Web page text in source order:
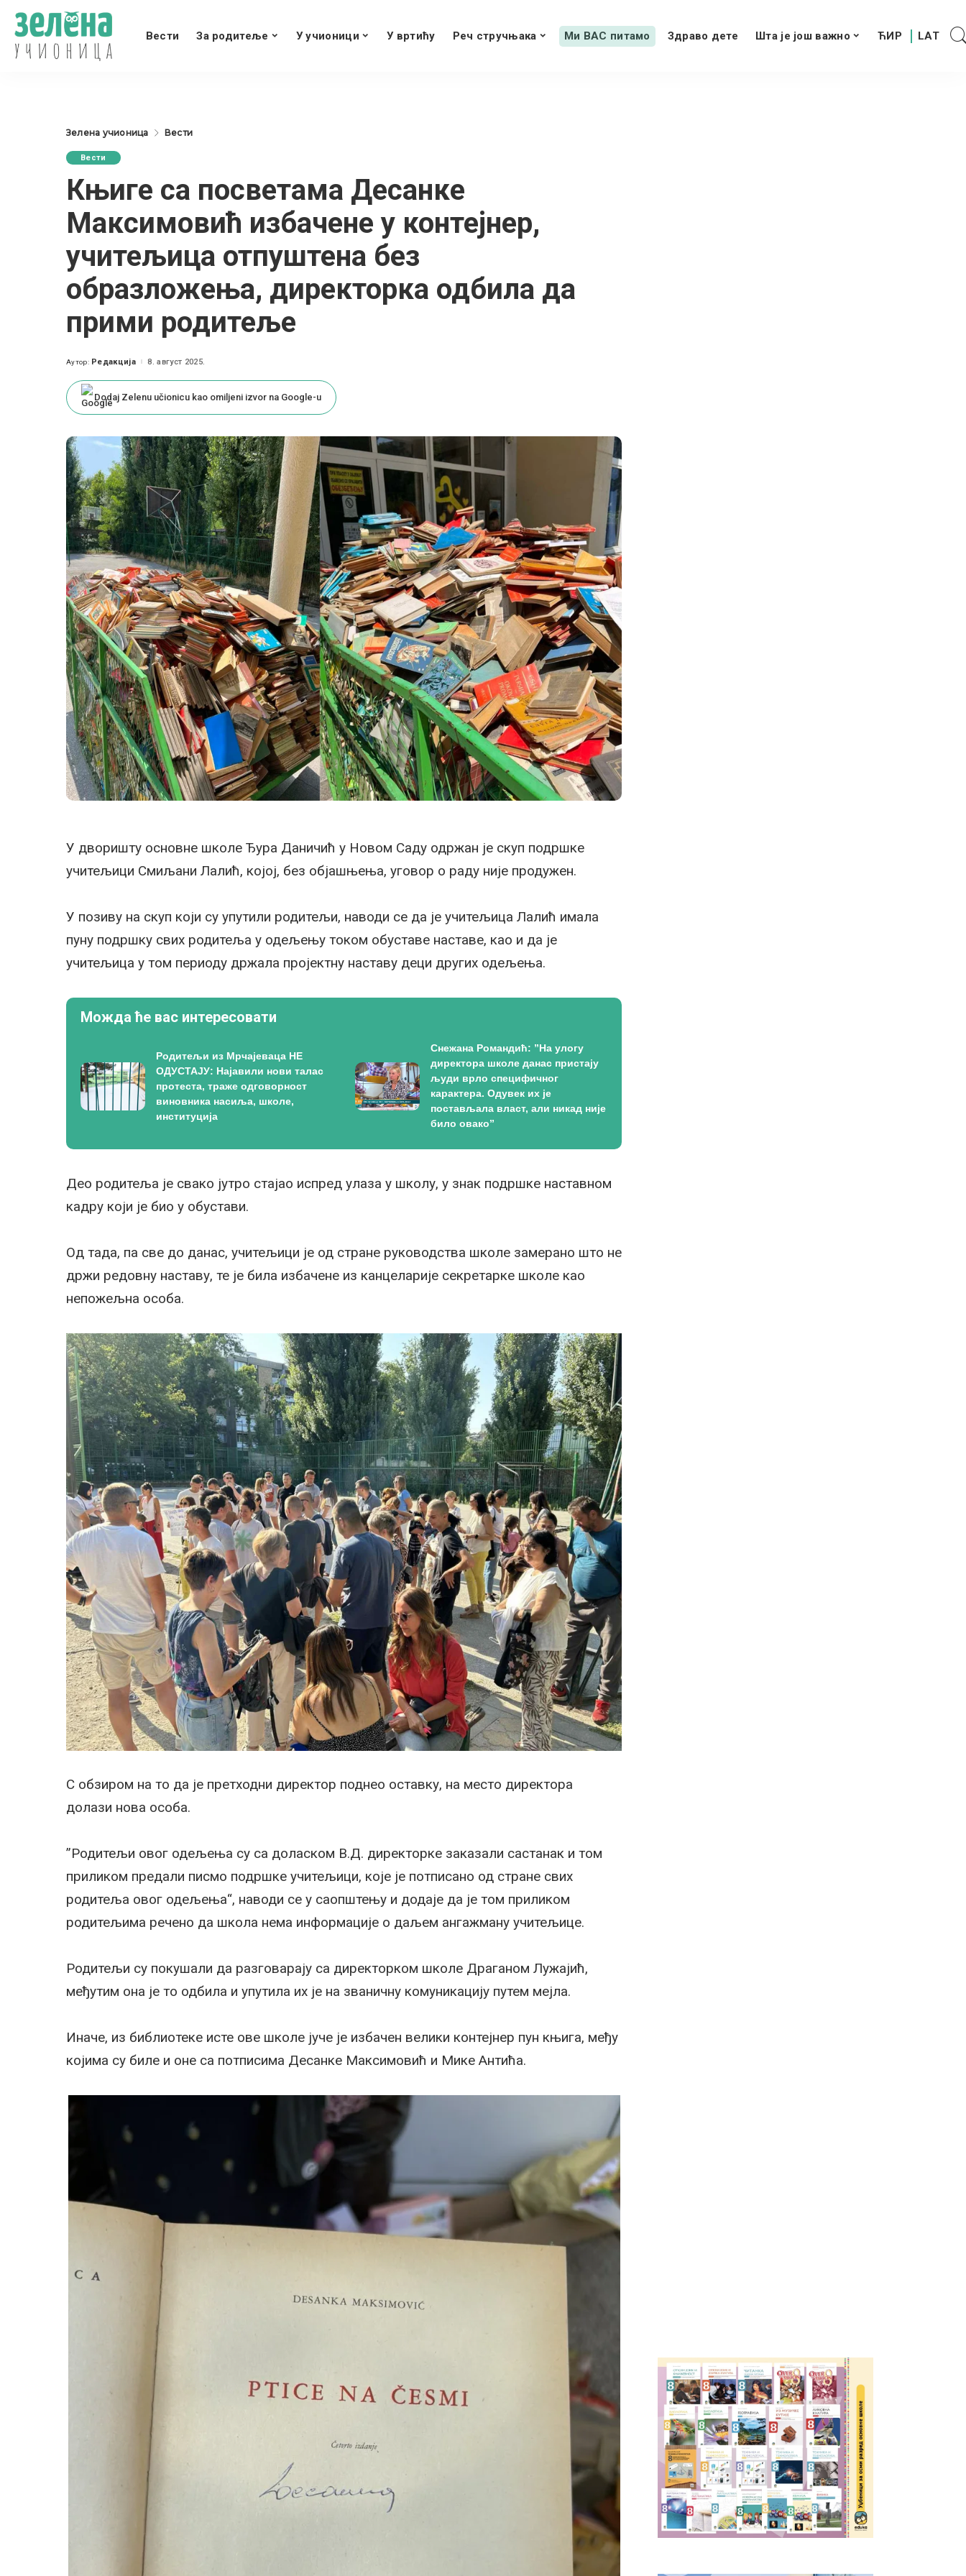
Вести За родитеље У учионици У вртићу Реч стручњака Ми ВАС питамо Здраво дете Шта је још важно
Зелена учионица Вести
Вести
Књиге са посветама Десанке
Максимовић избачене у контејнер,
учитељица отпуштена без
образложења, директорка одбила да
прими родитеље
Posted
Аутор: Редакција 8. август 2025.
Dodaj Zelenu učionicu kao omiljeni izvor na Google-u
У дворишту основне школе Ђура Даничић у Новом Саду одржан је скуп подршке
учитељици Смиљани Лалић, којој, без објашњења, уговор о раду није продужен.
У позиву на скуп који су упутили родитељи, наводи се да је учитељица Лалић имала
пуну подршку свих родитеља у одељењу током обуставе наставе, као и да је
учитељица у том периоду држала пројектну наставу деци других одељења.
Можда ће вас интересовати
Родитељи из Мрчајеваца НЕ
ОДУСТАЈУ: Најавили нови талас
протеста, траже одговорност
виновника насиља, школе,
институција
Снежана Романдић: ”На улогу
директора школе данас пристају
људи врло специфичног
карактера. Одувек их је
постављала власт, али никад није
било овако”
Део родитеља је свако јутро стајао испред улаза у школу, у знак подршке наставном
кадру који је био у обустави.
Од тада, па све до данас, учитељици је од стране руководства школе замерано што не
држи редовну наставу, те је била избачене из канцеларије секретарке школе као
непожељна особа.
С обзиром на то да је претходни директор поднео оставку, на место директора
долази нова особа.
”Родитељи овог одељења су са доласком В.Д. директорке заказали састанак и том
приликом предали писмо подршке учитељици, које је потписано од стране свих
родитеља овог одељења“, наводи се у саопштењу и додаје да је том приликом
родитељима речено да школа нема информације о даљем ангажману учитељице.
Родитељи су покушали да разговарају са директорком школе Драганом Лужајић,
међутим она је то одбила и упутила их је на званичну комуникацију путем мејла.
Иначе, из библиотеке исте ове школе јуче је избачен велики контејнер пун књига, међу
којима су биле и оне са потписима Десанке Максимовић и Мике Антића.